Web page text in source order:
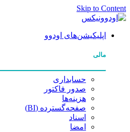
Skip to Content
اپلیکیشن‌های اودوو
مالی
حسابداری
صدور فاکتور
هزینه‌ها
صفحه‌گسترده (BI)
اسناد
امضا